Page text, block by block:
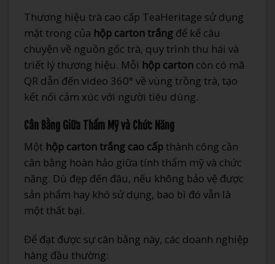
Thương hiệu trà cao cấp TeaHeritage sử dụng
mặt trong của hộp carton trắng để kể câu
chuyện về nguồn gốc trà, quy trình thu hái và
triết lý thương hiệu. Mỗi hộp carton còn có mã
QR dẫn đến video 360° về vùng trồng trà, tạo
kết nối cảm xúc với người tiêu dùng.
Cân Bằng Giữa Thẩm Mỹ và Chức Năng
Một hộp carton trắng cao cấp thành công cần
cân bằng hoàn hảo giữa tính thẩm mỹ và chức
năng. Dù đẹp đến đâu, nếu không bảo vệ được
sản phẩm hay khó sử dụng, bao bì đó vẫn là
một thất bại.
Để đạt được sự cân bằng này, các doanh nghiệp
hàng đầu thường: